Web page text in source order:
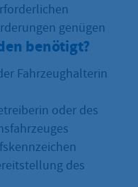
genügen
benötigt?
Fahrzeughalterin
oder des
des